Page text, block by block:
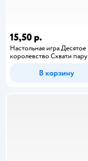
15,50 р.
Настольная игра Десятое
королевство Схвати пару
В корзину